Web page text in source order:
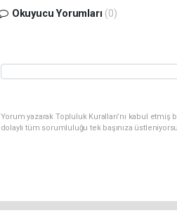
Okuyucu Yorumları (0)
Yorum yazarak Topluluk Kuralları’nı kabul
dolaylı tüm sorumluluğu tek başınıza